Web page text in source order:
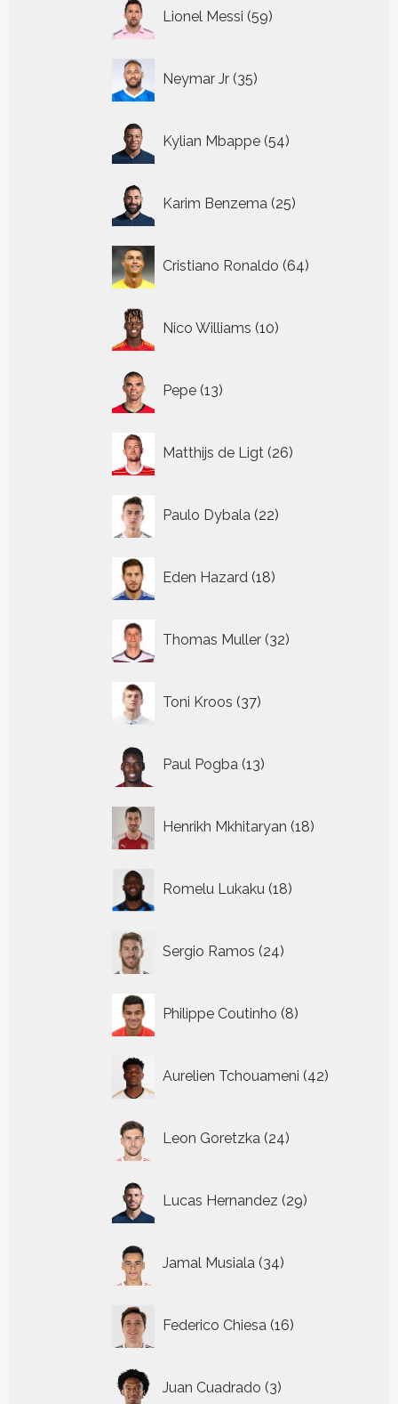
Lionel Messi 59
producten
Neymar Jr 35
producten
Kylian Mbappe 54
producten
Karim Benzema 25
producten
Cristiano Ronaldo 64
producten
Nico Williams 10
producten
Pepe 13
producten
Matthijs de Ligt 26
producten
Paulo Dybala 22
producten
Eden Hazard 18
producten
Thomas Muller 32
producten
Toni Kroos 37
producten
Paul Pogba 13
producten
Henrikh Mkhitaryan 18
producten
Romelu Lukaku 18
producten
Sergio Ramos 24
producten
Philippe Coutinho 8
producten
Aurelien Tchouameni 42
producten
Leon Goretzka 24
producten
Lucas Hernandez 29
producten
Jamal Musiala 34
producten
Federico Chiesa 16
producten
Juan Cuadrado 3
producten